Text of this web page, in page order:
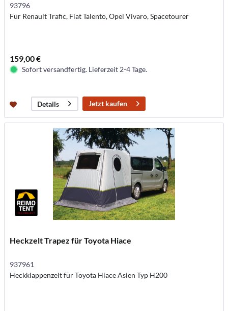
93796
Für Renault Trafic, Fiat Talento, Opel Vivaro, Spacetourer
159,00 €
Sofort versandfertig. Lieferzeit 2-4 Tage.
Details Jetzt kaufen
Heckzelt Trapez für Toyota Hiace
937961
Heckklappenzelt für Toyota Hiace Asien Typ H200